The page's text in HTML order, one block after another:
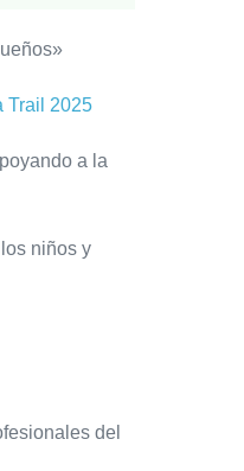
Trail 2025
a la
niños y
del